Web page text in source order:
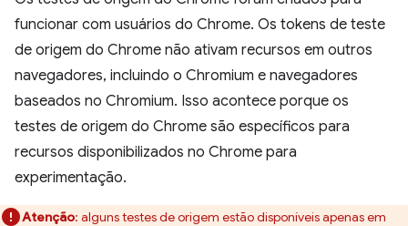
funcionar com usuários do Chrome. Os tokens de teste
de origem do Chrome não ativam recursos em outros
navegadores, incluindo o Chromium e navegadores
baseados no Chromium. Isso acontece porque os
testes de origem do Chrome são específicos para
recursos disponibilizados no Chrome para
experimentação.
Atenção: alguns testes de origem estão disponíveis apenas em